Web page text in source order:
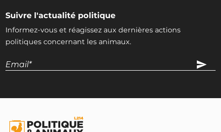
Suivre l'actualité politique
Informez-vous et réagissez aux dernières actions
politiques concernant les animaux.